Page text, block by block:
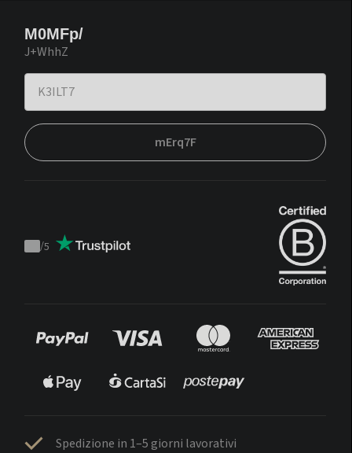
M0MFp/
J+WhhZ
mErq7F
Trustpilot
/5
Spedizione in 1–5 giorni lavorativi